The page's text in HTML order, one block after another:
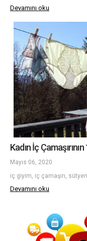
Devamını oku
Kadın İç
Mayıs 06, 2020
iç giyim, iç çamaşırı,
Devamını oku